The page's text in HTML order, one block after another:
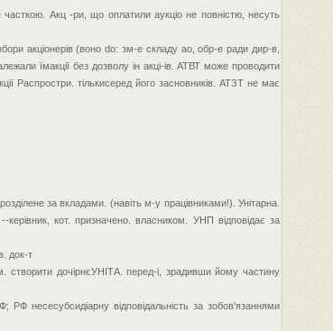
Акц -ри, що оплатили аукціо не повністю, несуть
акціонерів (воно do: зм-е складу ао, обр-е ради дир-в,
їмакції без дозволу ін акці-ів. АТВТ може проводити
Распростри. тількисеред його засновників. АТЗТ не має
за вкладами. (навіть м-у працівниками!). Унітарна.
керівник, кот. призначено. власником. УНП відповідає за
док-т
дочірнєУНІТА. перед-і, зрадивши йому частину
несесубсидіарну відповідальність за зобов'язаннями